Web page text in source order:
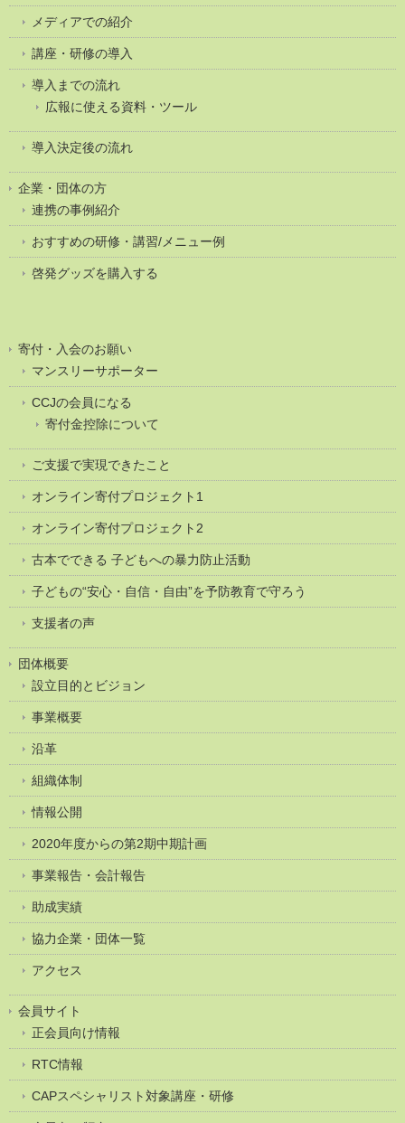
メディアでの紹介
講座・研修の導入
導入までの流れ
広報に使える資料・ツール
導入決定後の流れ
企業・団体の方
連携の事例紹介
おすすめの研修・講習/メニュー例
啓発グッズを購入する
寄付・入会のお願い
マンスリーサポーター
CCJの会員になる
寄付金控除について
ご支援で実現できたこと
オンライン寄付プロジェクト1
オンライン寄付プロジェクト2
古本でできる 子どもへの暴力防止活動
子どもの“安心・自信・自由”を予防教育で守ろう
支援者の声
団体概要
設立目的とビジョン
事業概要
沿革
組織体制
情報公開
2020年度からの第2期中期計画
事業報告・会計報告
助成実績
協力企業・団体一覧
アクセス
会員サイト
正会員向け情報
RTC情報
CAPスペシャリスト対象講座・研修